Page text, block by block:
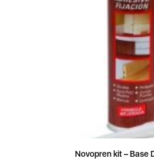
Novopren kit – Base